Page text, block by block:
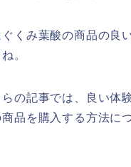
くみ葉酸の商品の良
。
の記事では、良い体
品を購入する方法に